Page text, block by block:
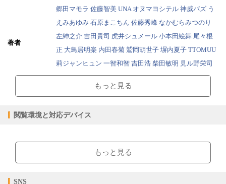
著者
郷田マモラ 佐藤智美 UNA オヌマヨシテル 神威バズ う
えみあゆみ 石原まこちん 佐藤秀峰 なかむらみつのり
左紳之介 吉田貴司 虎井シュメール 小本田絵舞 尾々根
正 大鳥居明楽 内田春菊 鷲岡胡世子 塀内夏子 TTOMUU
莉ジャンヒュン 一智和智 吉田浩 柴田敏明 見ル野栄司
陽崎杜萌子
ジャンル
コミック > 青年
ページ数
626ページ
もっと見る
閲覧環境と対応デバイス
ブラウザビューア・PC版ConTenDoビューア・モバイルビューア
【対応デバイス】
もっと見る
SNS